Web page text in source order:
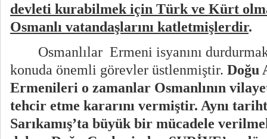
devleti kurabilmek için Türk ve Kürt
Osmanlı vatandaşlarını katletmişlerdir.
Osmanlılar Ermeni isyanını
konuda önemli görevler üstlenmiştir. Doğu
Ermenileri o zamanlar Osmanlının
tehcir etme kararını vermiştir. Aynı
Sarıkamış’ta büyük bir mücadele